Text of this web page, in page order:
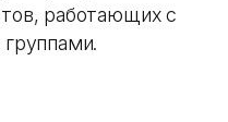
работающих с